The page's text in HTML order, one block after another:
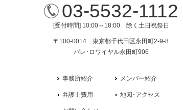
03-5532-1112
[受付時間] 10:00～18:00 除く土日祝祭日
〒100-0014 東京都千代田区永田町2-9-8
パレ･ロワイヤル永田町906
事務所紹介 メンバー紹介
弁護士費用 地図･アクセス